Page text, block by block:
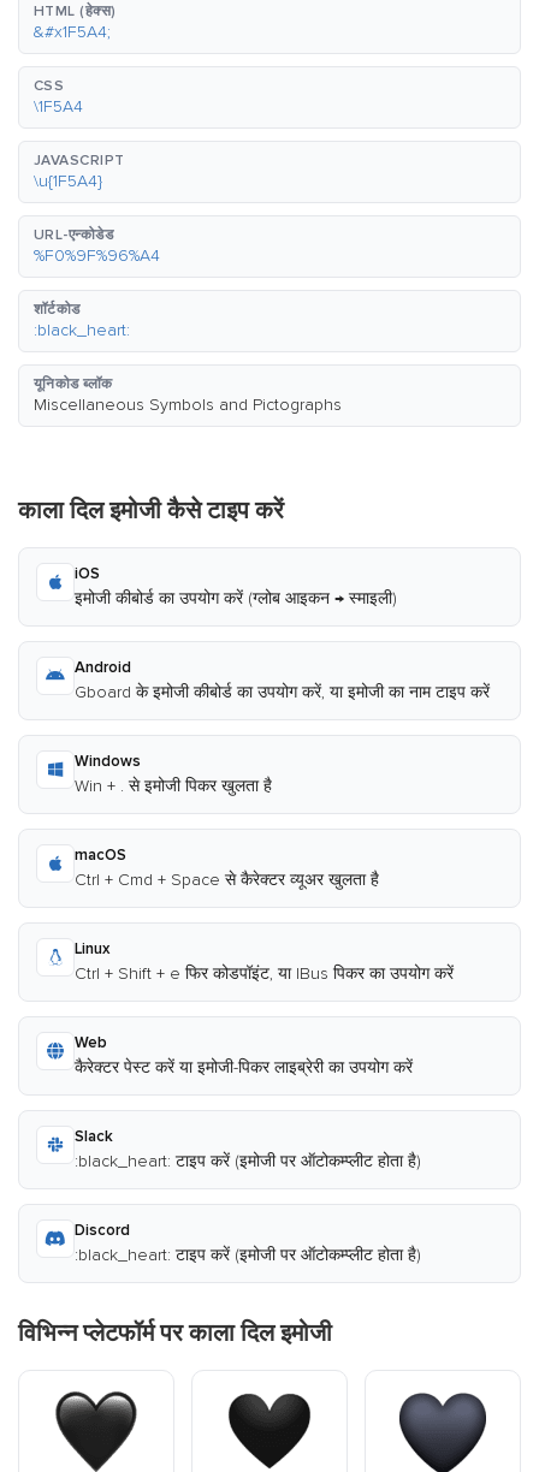
HTML (हेक्स)
&#x1F5A4;
CSS
\1F5A4
JAVASCRIPT
\u{1F5A4}
URL-एन्कोडेड
%F0%9F%96%A4
शॉर्टकोड
:black_heart:
यूनिकोड ब्लॉक
Miscellaneous Symbols and Pictographs
काला दिल इमोजी कैसे टाइप करें
iOS
इमोजी कीबोर्ड का उपयोग करें (ग्लोब आइकन → स्माइली)
Android
Gboard के इमोजी कीबोर्ड का उपयोग करें, या इमोजी का नाम टाइप करें
Windows
Win + . से इमोजी पिकर खुलता है
macOS
Ctrl + Cmd + Space से कैरेक्टर व्यूअर खुलता है
Linux
Ctrl + Shift + e फिर कोडपॉइंट, या IBus पिकर का उपयोग करें
Web
कैरेक्टर पेस्ट करें या इमोजी-पिकर लाइब्रेरी का उपयोग करें
Slack
:black_heart: टाइप करें (इमोजी पर ऑटोकम्प्लीट होता है)
Discord
:black_heart: टाइप करें (इमोजी पर ऑटोकम्प्लीट होता है)
विभिन्न प्लेटफॉर्म पर काला दिल इमोजी